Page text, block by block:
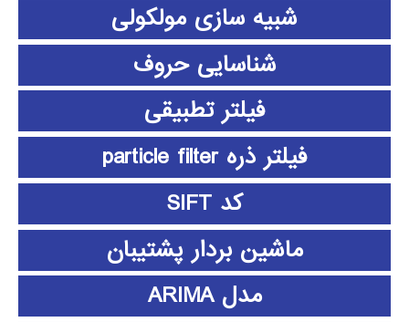
شبیه سازی مولکولی
شناسایی حروف
فیلتر تطبیقی
فیلتر ذره particle filter
کد SIFT
ماشین بردار پشتیبان
مدل ARIMA